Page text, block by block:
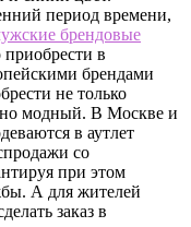
период времени,
брендовые
в
брендами
не только
модный. В Москве и
в аутлет
со
при этом
А для жителей
заказ в